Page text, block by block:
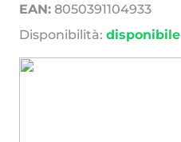
EAN: 8050391104933
Disponibilità: disponibile